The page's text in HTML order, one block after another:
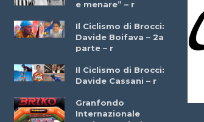
e menare” – r
Il Ciclismo di Brocci:
Davide Boifava – 2a
parte – r
Il Ciclismo di Brocci:
Davide Cassani – r
Granfondo
Internazionale